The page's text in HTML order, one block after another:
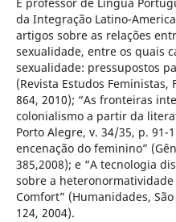
da Integração Latino-
artigos sobre as relações
sexualidade, entre os quais
sexualidade: pressupostos
(Revista Estudos Feministas,
864, 2010); “As fronteiras
colonialismo a partir da
Porto Alegre, v. 34/35, p. 91-
encenação do feminino”
385,2008); e “A tecnologia
sobre a
Comfort” (Humanidades,
124, 2004).